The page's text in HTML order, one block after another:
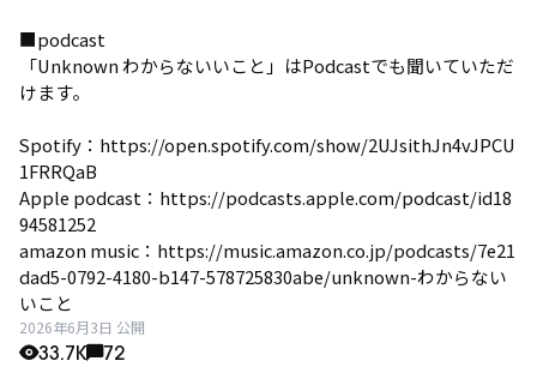
■podcast
「Unknown わからないいこと」はPodcastでも聞いていただ
けます。
Spotify：https://open.spotify.com/show/2UJsithJn4vJPCU
1FRRQaB
Apple podcast：https://podcasts.apple.com/podcast/id18
94581252
amazon music：https://music.amazon.co.jp/podcasts/7e21
dad5-0792-4180-b147-578725830abe/unknown-わからない
いこと
2026年6月3日 公開
33.7K 72